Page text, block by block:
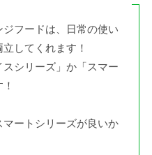
フードは、日常の使い
してくれます！
シリーズ」か「スマー
ートシリーズが良いか